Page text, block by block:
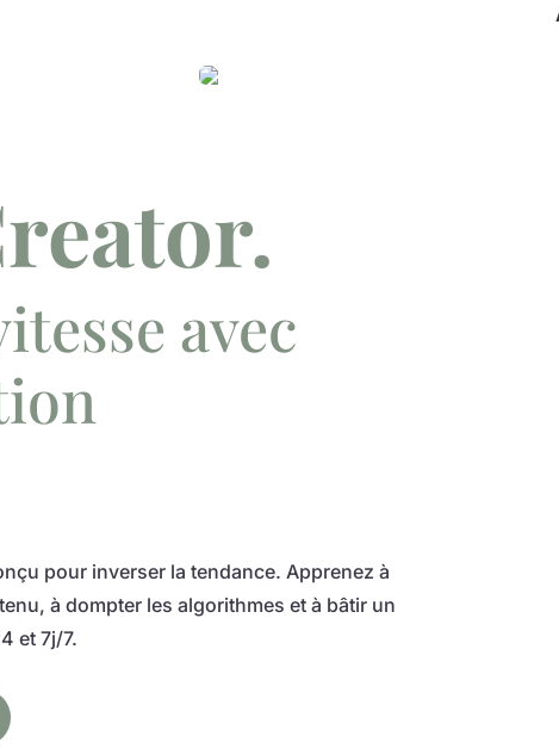
avec
pour inverser la tendance. Apprenez à
à dompter les algorithmes et à bâtir un
et 7j/7.